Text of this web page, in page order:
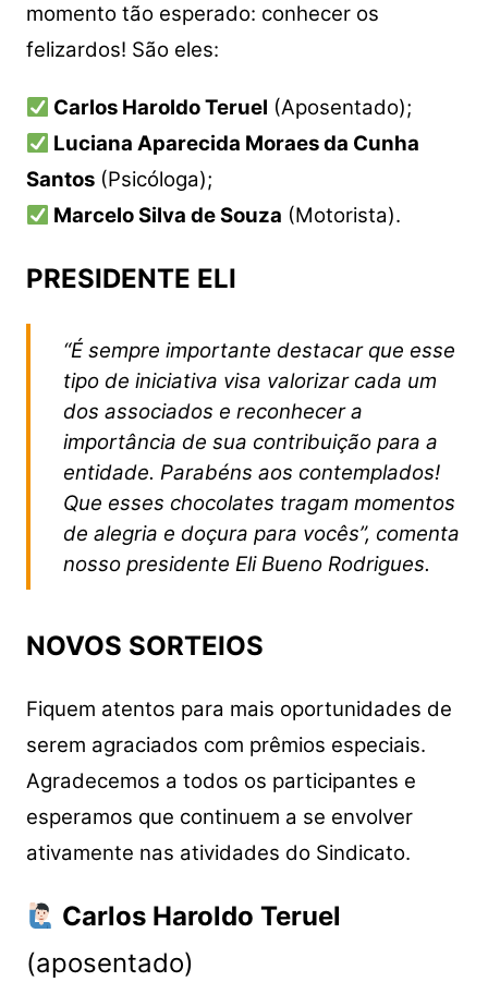
momento tão esperado: conhecer os
felizardos! São eles:
Carlos Haroldo Teruel (Aposentado);
Luciana Aparecida Moraes da Cunha
Santos(Psicóloga);
Marcelo Silva de Souza (Motorista).
PRESIDENTE ELI
“É sempre importante destacar que esse
tipo de iniciativa visa valorizar cada um
dos associados e reconhecer a
importância de sua contribuição para a
entidade. Parabéns aos contemplados!
Que esses chocolates tragam momentos
de alegria e doçura para vocês”, comenta
nosso presidente Eli Bueno Rodrigues.
NOVOS SORTEIOS
Fiquem atentos para mais oportunidades de
serem agraciados com prêmios especiais.
Agradecemos a todos os participantes e
esperamos que continuem a se envolver
ativamente nas atividades do Sindicato.
Carlos Haroldo Teruel
(aposentado)